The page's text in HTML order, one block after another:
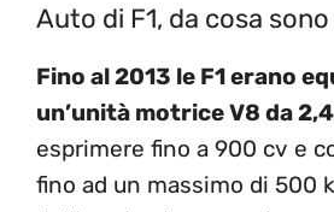
Auto di F1, da cosa
Fino al 2013 le F1 erano
un’unità motrice V8 da
esprimere fino a 900 cv e
fino ad un massimo di 500